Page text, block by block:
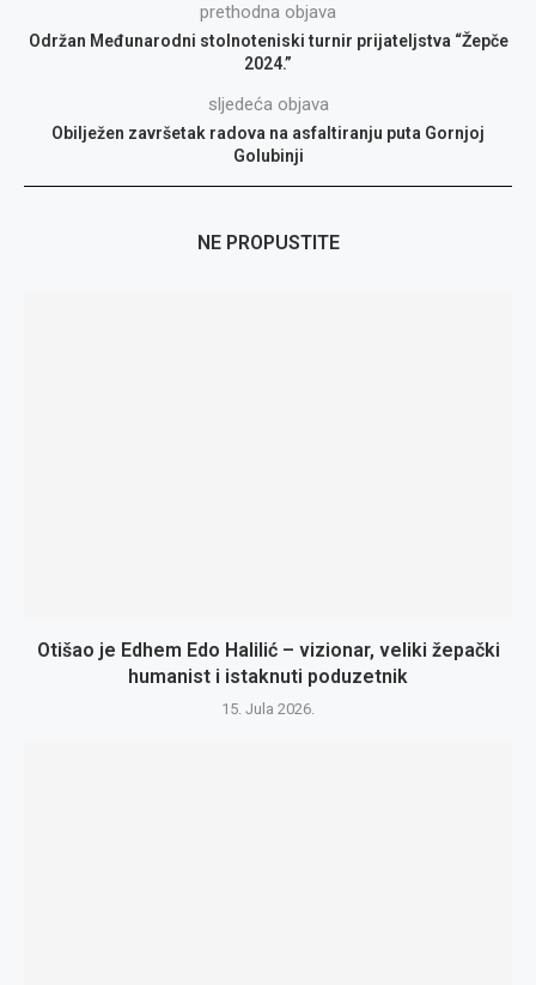
prethodna objava
Održan Međunarodni stolnoteniski turnir prijateljstva “Žepče
2024.”
sljedeća objava
Obilježen završetak radova na asfaltiranju puta Gornjoj
Golubinji
NE PROPUSTITE
Otišao je Edhem Edo Halilić – vizionar, veliki žepački
humanist i istaknuti poduzetnik
15. Jula 2026.